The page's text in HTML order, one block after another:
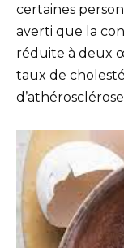
certaines
averti que la
réduite à deux
taux de